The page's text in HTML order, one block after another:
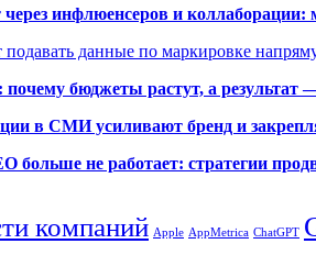
инфлюенсеров и коллаборации:
подавать данные по маркировке
бюджеты растут, а результат
в СМИ усиливают бренд и
больше не работает: стратегии
компаний Apple AppMetrica ChatGPT